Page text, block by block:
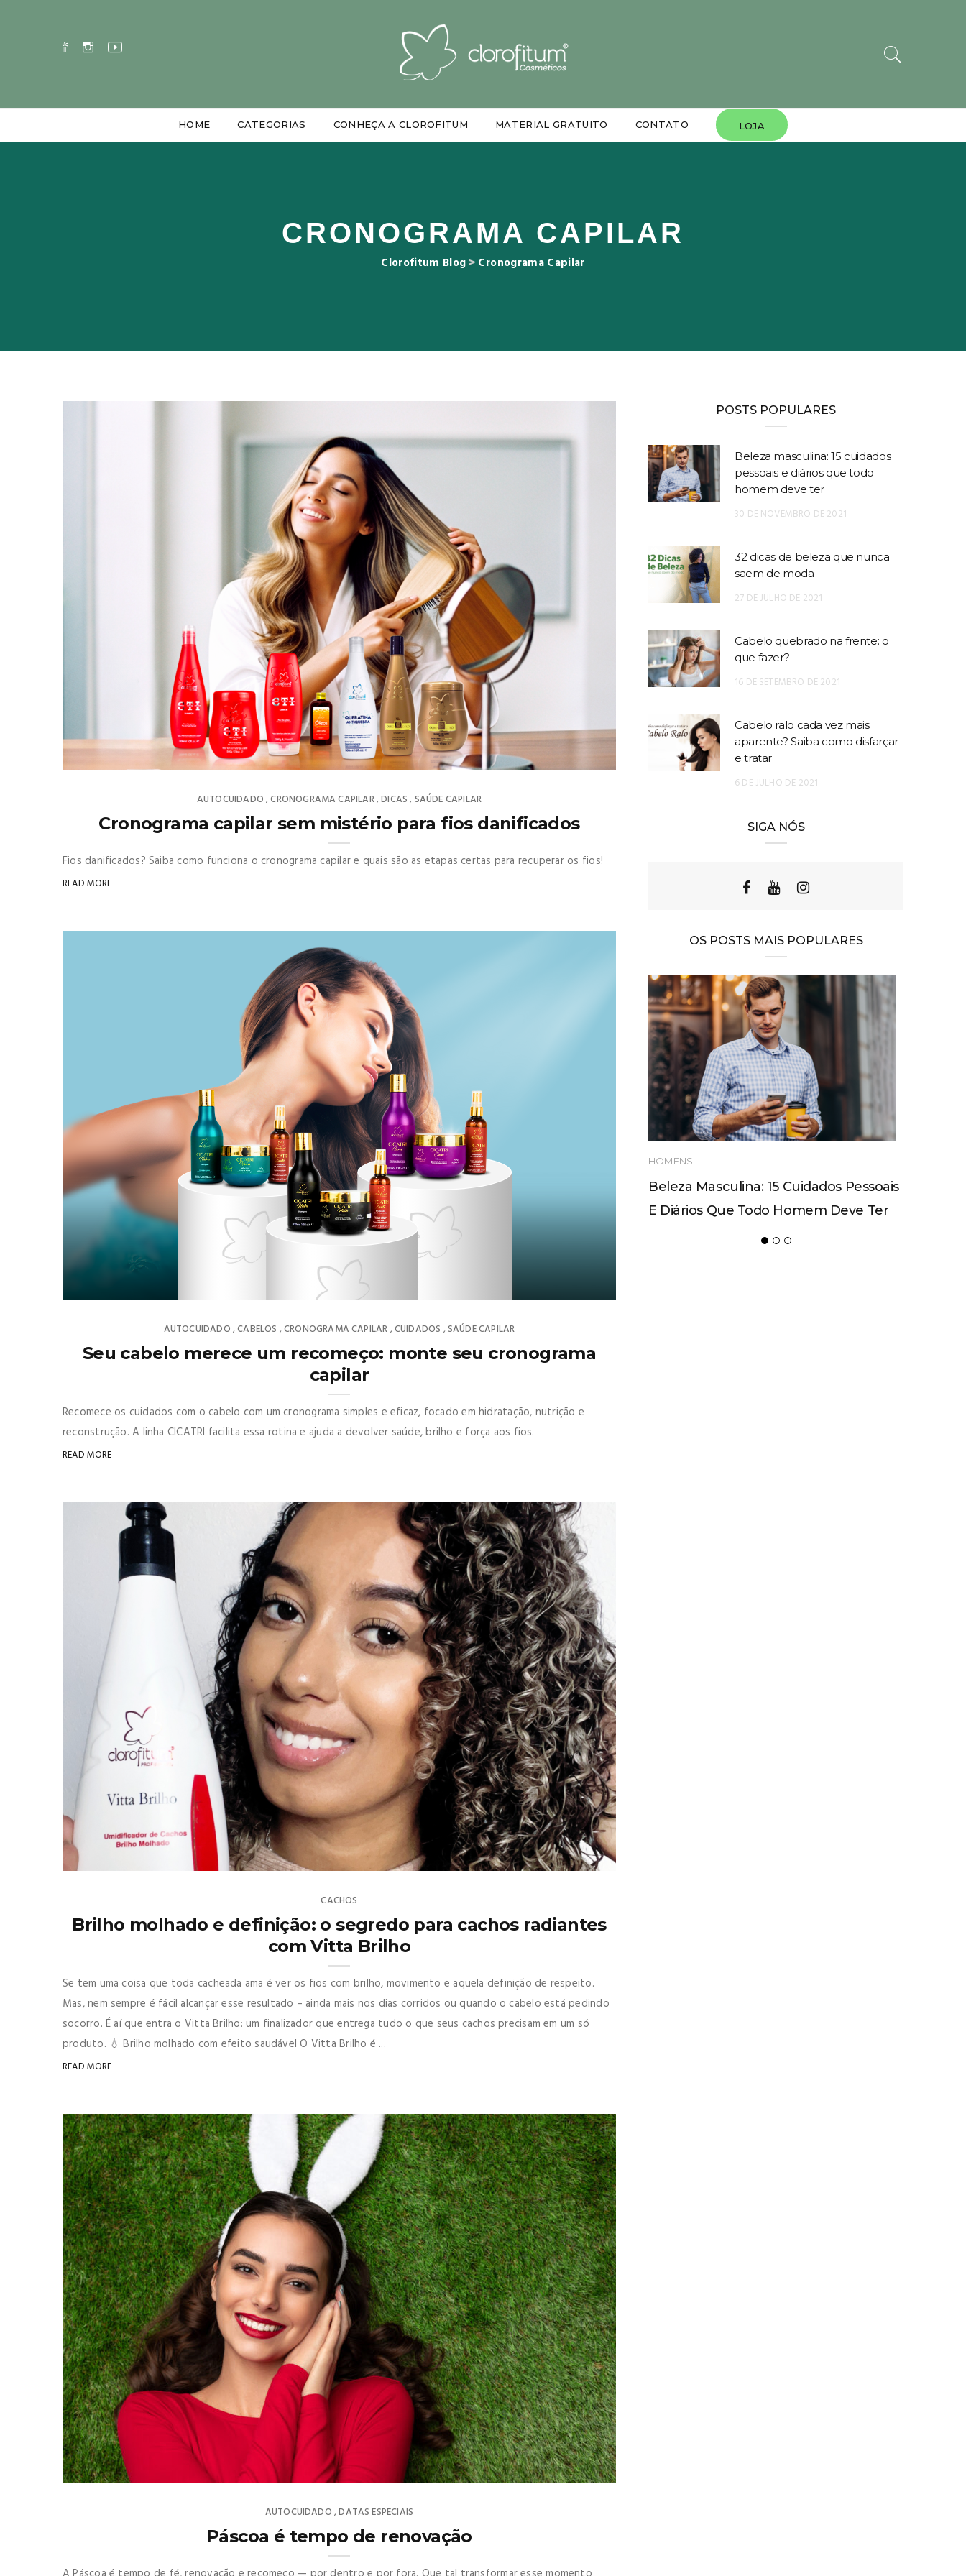
HOME CATEGORIAS CONHEÇA A CLOROFITUM MATERIAL GRATUITO CONTATO LOJA
CRONOGRAMA CAPILAR
Clorofitum Blog > Cronograma Capilar
AUTOCUIDADO ,CRONOGRAMA CAPILAR,DICAS , SAÚDE CAPILAR
Cronograma capilar sem mistério para fios danificados
Fios danificados? Saiba como funciona o cronograma capilar e quais são as etapas certas para recuperar os fios!
READ MORE
AUTOCUIDADO ,CABELOS ,CRONOGRAMA CAPILAR ,CUIDADOS ,SAÚDE CAPILAR
Seu cabelo merece um recomeço: monte seu cronograma
capilar
Recomece os cuidados com o cabelo com um cronograma simples e eficaz, focado em hidratação, nutrição e
reconstrução. A linha CICATRI facilita essa rotina e ajuda a devolver saúde, brilho e força aos fios.
READ MORE
CACHOS
Brilho molhado e definição: o segredo para cachos radiantes
com Vitta Brilho
Se tem uma coisa que toda cacheada ama é ver os fios com brilho, movimento e aquela definição de respeito.
Mas, nem sempre é fácil alcançar esse resultado – ainda mais nos dias corridos ou quando o cabelo está pedindo
socorro. É aí que entra o Vitta Brilho: um finalizador que entrega tudo o que seus cachos precisam em um só
produto. 💧 Brilho molhado com efeito saudável O Vitta Brilho é ...
READ MORE
AUTOCUIDADO ,DATAS ESPECIAIS
Páscoa é tempo de renovação
POSTS POPULARES
Beleza masculina: 15 cuidados
pessoais e diários que todo
homem deve ter
30 DE NOVEMBRO DE 2021
32 dicas de beleza que nunca
saem de moda
27 DE JULHO DE 2021
Cabelo quebrado na frente: o
que fazer?
16 DE SETEMBRO DE 2021
Cabelo ralo cada vez mais
aparente? Saiba como disfarçar
e tratar
6 DE JULHO DE 2021
SIGA NÓS
OS POSTS MAIS POPULARES
HOMENS
Beleza Masculina: 15 Cuidados Pessoais
E Diários Que Todo Homem Deve Ter